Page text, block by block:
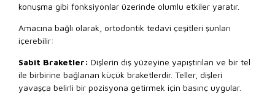
konuşma gibi fonksiyonlar üzerinde olumlu etkiler yaratır.
Amacına bağlı olarak, ortodontik tedavi çeşitleri şunları
içerebilir:
Sabit Braketler: Dişlerin dış yüzeyine yapıştırılan ve bir tel
ile birbirine bağlanan küçük braketlerdir. Teller, dişleri
yavaşça belirli bir pozisyona getirmek için basınç uygular.